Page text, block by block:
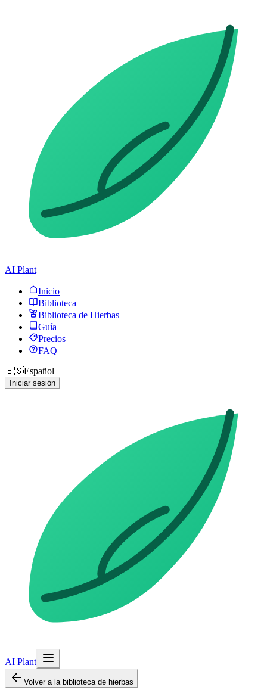
AI Plant
Inicio
Biblioteca
Biblioteca de Hierbas
Guía
Precios
FAQ
🇪🇸Español
Iniciar sesión
AI Plant
Volver a la biblioteca de hierbas